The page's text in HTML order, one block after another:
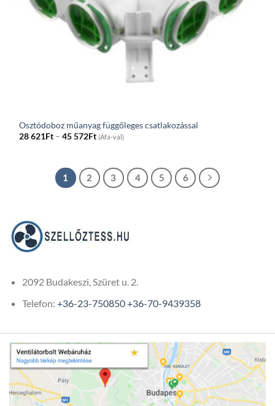
Osztódoboz műanyag függőleges csatlakozással
28 621Ft – 45 572FtPrice
range:
through
45
572Ft
(Áfa-val)
1 2 3 4 5 6
2092 Budakeszi, Szüret u. 2.
Telefon: +36-23-750850+36-70-9439358